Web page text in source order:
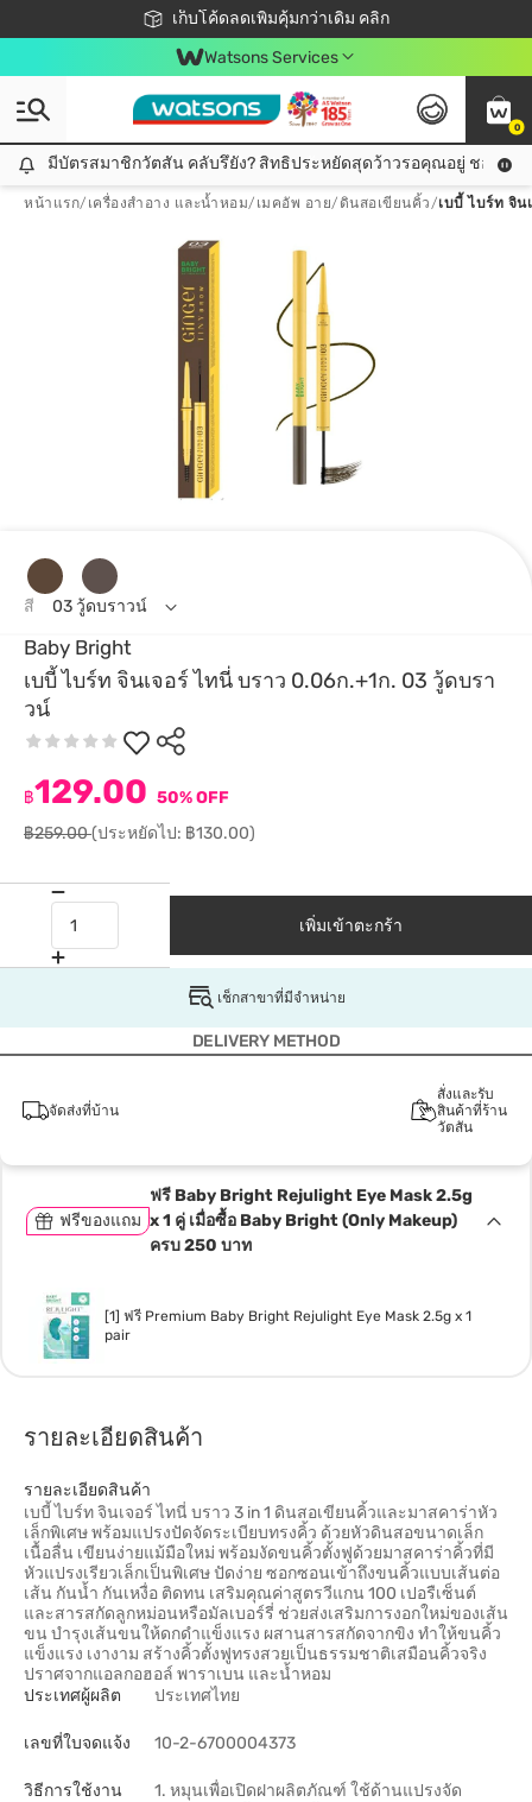
เก็บโค้ดลดเพิ่มคุ้มกว่าเดิม คลิก
ชอปออนไลน์ครั้งแรก ลดเพิ่มจุก ๆ 10%! 🎉
📦ส่งฟรี! เมื่อชอป 499฿
สมาชิกวัตสัน คลับดียังไง?
Watsons Services
0
มีบัตรสมาชิกวัตสัน คลับรึยัง? สิทธิประหยัดสุดว้าวรอคุณอยู่ ชอปคุ้มกว่าเดิม คลิก!
มีบัตรสมาชิกวัตสัน คลับรึยัง? สิทธิประหยัดสุดว้าวรอคุณอยู่ ชอปคุ้มก
หน้าแรก/ เครื่องสำอาง และน้ำหอม/ เมคอัพ อาย/ ดินสอเขียนคิ้ว/เบบี้ ไบร์ท จิ
Baby Bright
เบบี้ ไบร์ท จินเจอร์ ไทนี่ บราว 0.06ก.+1ก. 03 วู้ดบรา
วน์
฿129.00 50% OFF
฿259.00(ประหยัดไป: ฿130.00)
สี 03 วู้ดบราวน์
เพิ่มเข้าตะกร้า
เช็กสาขาที่มีจำหน่าย
DELIVERY METHOD
จัดส่งที่บ้าน
สั่งและรับ
สินค้าที่ร้าน
วัตสัน
ฟรีของแถม
ฟรี Baby Bright Rejulight Eye Mask 2.5g
x 1 คู่ เมื่อซื้อ Baby Bright (Only Makeup)
ครบ 250 บาท
[1] ฟรี Premium Baby Bright Rejulight Eye Mask 2.5g x 1
pair
รายละเอียดสินค้า
รายละเอียดสินค้า
เบบี้ ไบร์ท จินเจอร์ ไทนี่ บราว 3 in 1 ดินสอเขียนคิ้วและมาสคาร่าหัว
เล็กพิเศษ พร้อมแปรงปัดจัดระเบียบทรงคิ้ว ด้วยหัวดินสอขนาดเล็ก
เนื้อลื่น เขียนง่ายแม้มือใหม่ พร้อมงัดขนคิ้วตั้งฟูด้วยมาสคาร่าคิ้วที่มี
หัวแปรงเรียวเล็กเป็นพิเศษ ปัดง่าย ซอกซอนเข้าถึงขนคิ้วแบบเส้นต่อ
เส้น กันน้ำ กันเหงื่อ ติดทน เสริมคุณค่าสูตรวีแกน 100 เปอรืเซ็นต์
และสารสกัดลูกหม่อนหรือมัลเบอร์รี่ ช่วยส่งเสริมการงอกใหม่ของเส้น
ขน บำรุงเส้นขนให้ดกดำแข็งแรง ผสานสารสกัดจากขิง ทำให้ขนคิ้ว
แข็งแรง เงางาม สร้างคิ้วตั้งฟูทรงสวยเป็นธรรมชาติเสมือนคิ้วจริง
ปราศจากแอลกอฮอล์ พาราเบน และน้ำหอม
ประเทศผู้ผลิต
ประเทศไทย
เลขที่ใบจดแจ้ง 10-2-6700004373
วิธีการใช้งาน
1. หมุนเพื่อเปิดฝาผลิตภัณฑ์ ใช้ด้านแปรงจัด